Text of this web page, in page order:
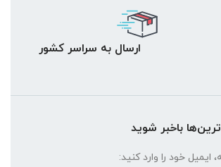
ارسال به سراسر کشور
باخبر شوید
ایمیل خود را وارد کنید: